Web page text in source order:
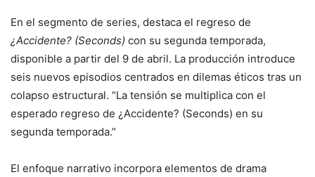
En el segmento de series, destaca el regreso de
¿Accidente? (Seconds) con su segunda temporada,
disponible a partir del 9 de abril. La producción introduce
seis nuevos episodios centrados en dilemas éticos tras un
colapso estructural. “La tensión se multiplica con el
esperado regreso de ¿Accidente? (Seconds) en su
segunda temporada.”
El enfoque narrativo incorpora elementos de drama